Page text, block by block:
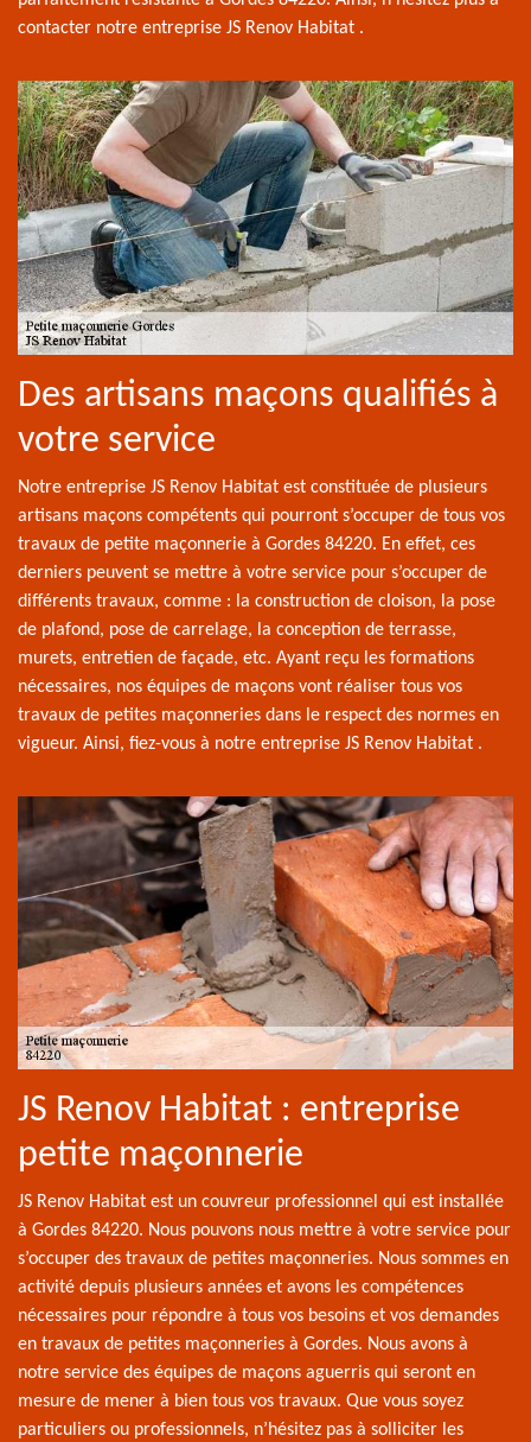
contacter notre entreprise JS Renov Habitat .
Des artisans maçons qualifiés à
votre service
Notre entreprise JS Renov Habitat est constituée de plusieurs
artisans maçons compétents qui pourront s’occuper de tous vos
travaux de petite maçonnerie à Gordes 84220. En effet, ces
derniers peuvent se mettre à votre service pour s’occuper de
différents travaux, comme : la construction de cloison, la pose
de plafond, pose de carrelage, la conception de terrasse,
murets, entretien de façade, etc. Ayant reçu les formations
nécessaires, nos équipes de maçons vont réaliser tous vos
travaux de petites maçonneries dans le respect des normes en
vigueur. Ainsi, fiez-vous à notre entreprise JS Renov Habitat .
JS Renov Habitat : entreprise
petite maçonnerie
JS Renov Habitat est un couvreur professionnel qui est installée
à Gordes 84220. Nous pouvons nous mettre à votre service pour
s’occuper des travaux de petites maçonneries. Nous sommes en
activité depuis plusieurs années et avons les compétences
nécessaires pour répondre à tous vos besoins et vos demandes
en travaux de petites maçonneries à Gordes. Nous avons à
notre service des équipes de maçons aguerris qui seront en
mesure de mener à bien tous vos travaux. Que vous soyez
particuliers ou professionnels, n’hésitez pas à solliciter les